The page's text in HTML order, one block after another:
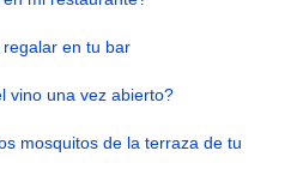
en tu bar
vino una vez abierto?
mosquitos de la terraza de tu